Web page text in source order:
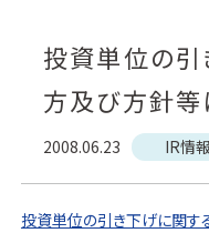
投資単位の引
方及び方針等
2008.06.23 IR情報
投資単位の引き下げに関す